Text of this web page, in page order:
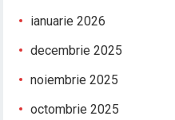
ianuarie 2026
decembrie 2025
noiembrie 2025
octombrie 2025